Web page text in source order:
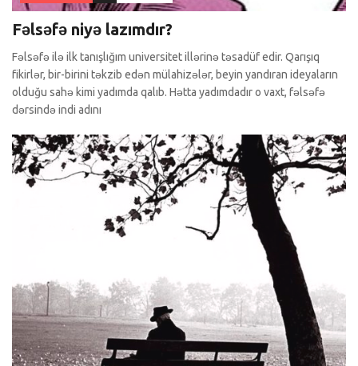
Fəlsəfə niyə lazımdır?
Fəlsəfə ilə ilk tanışlığım universitet illərinə təsadüf edir. Qarışıq
fikirlər, bir-birini təkzib edən mülahizələr, beyin yandıran ideyaların
olduğu sahə kimi yadımda qalıb. Hətta yadımdadır o vaxt, fəlsəfə
dərsində indi adını